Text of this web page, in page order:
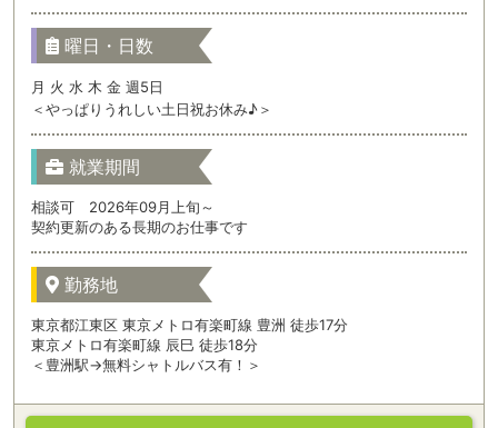
曜日・日数
月 火 水 木 金 週5日
＜やっぱりうれしい土日祝お休み♪＞
就業期間
相談可 2026年09月上旬～
契約更新のある長期のお仕事です
勤務地
東京都江東区 東京メトロ有楽町線 豊洲 徒歩17分
東京メトロ有楽町線 辰巳 徒歩18分
＜豊洲駅→無料シャトルバス有！＞